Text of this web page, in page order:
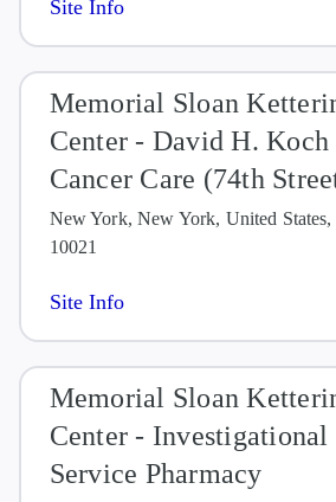
Site Info
Memorial Sloan
Center - David H.
Cancer Care (74th
New York, New York, United States,
10021
Site Info
Memorial Sloan
Center - Investigational
Service Pharmacy